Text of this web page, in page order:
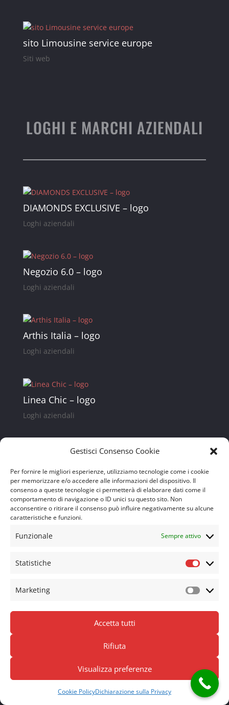
Gestisci Consenso Cookie
Per fornire le migliori esperienze, utilizziamo tecnologie come i cookie
per memorizzare e/o accedere alle informazioni del dispositivo. Il
consenso a queste tecnologie ci permetterà di elaborare dati come il
comportamento di navigazione o ID unici su questo sito. Non
acconsentire o ritirare il consenso può influire negativamente su alcune
caratteristiche e funzioni.
Funzionale Sempre attivo
Statistiche
Marketing
Accetta tutti
Rifiuta
Visualizza preferenze
Cookie PolicyDichiarazione sulla Privacy
sito Limousine service europe
Siti web
LOGHI E MARCHI AZIENDALI
DIAMONDS EXCLUSIVE – logo
Loghi aziendali
Negozio 6.0 – logo
Loghi aziendali
Arthis Italia – logo
Loghi aziendali
Linea Chic – logo
Loghi aziendali
Loghi aziendali
Logiqa linea casa